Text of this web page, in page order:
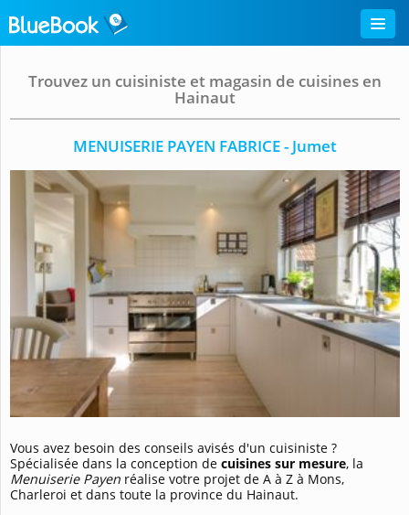
Trouvez un cuisiniste et magasin de cuisines en
Hainaut
MENUISERIE PAYEN FABRICE - Jumet
Vous avez besoin des conseils avisés d'un cuisiniste ?
Spécialisée dans la conception de cuisines sur mesure, la
Menuiserie Payen réalise votre projet de A à Z à Mons,
Charleroi et dans toute la province du Hainaut.